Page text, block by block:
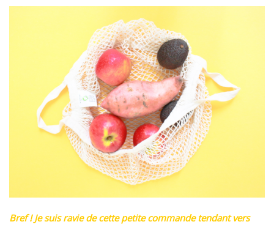
Bref ! Je suis ravie de cette petite commande tendant vers